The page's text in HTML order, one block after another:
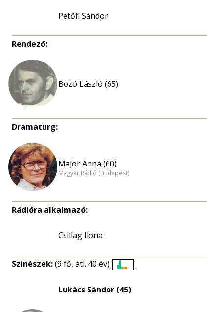
Petőfi Sándor
Rendező:
Bozó László (65)
Dramaturg:
Major Anna (60)
Magyar Rádió (Budapest)
Rádióra alkalmazó:
Csillag Ilona
Színészek:(9 fő, átl. 40 év)
eloszlás
Lukács Sándor (45)